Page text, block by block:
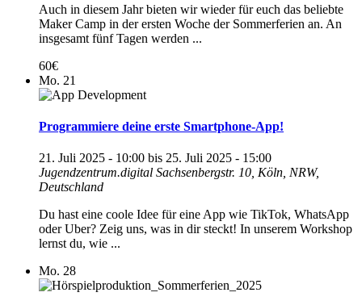
Auch in diesem Jahr bieten wir wieder für euch das beliebte
Maker Camp in der ersten Woche der Sommerferien an. An
insgesamt fünf Tagen werden ...
60€
Mo. 21
Programmiere deine erste Smartphone-App!
21. Juli 2025 - 10:00 bis 25. Juli 2025 - 15:00
Jugendzentrum.digital Sachsenbergstr. 10, Köln, NRW,
Deutschland
Du hast eine coole Idee für eine App wie TikTok, WhatsApp
oder Uber? Zeig uns, was in dir steckt! In unserem Workshop
lernst du, wie ...
Mo. 28